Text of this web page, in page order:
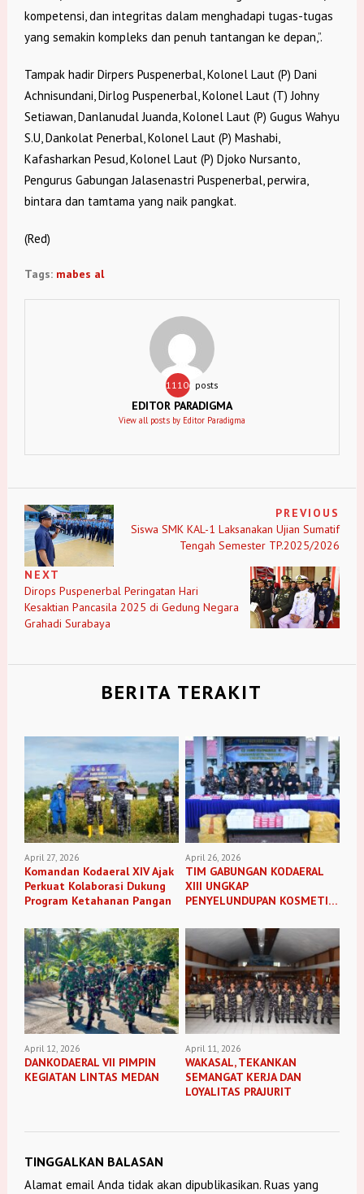
kompetensi, dan integritas dalam menghadapi tugas-tugas
yang semakin kompleks dan penuh tantangan ke depan,”.
Tampak hadir Dirpers Puspenerbal, Kolonel Laut (P) Dani
Achnisundani, Dirlog Puspenerbal, Kolonel Laut (T) Johny
Setiawan, Danlanudal Juanda, Kolonel Laut (P) Gugus Wahyu
S.U, Dankolat Penerbal, Kolonel Laut (P) Mashabi,
Kafasharkan Pesud, Kolonel Laut (P) Djoko Nursanto,
Pengurus Gabungan Jalasenastri Puspenerbal, perwira,
bintara dan tamtama yang naik pangkat.
(Red)
Tags: mabes al
11106 posts
EDITOR PARADIGMA
View all posts by Editor Paradigma
PREVIOUS
Siswa SMK KAL-1 Laksanakan Ujian Sumatif
Tengah Semester TP.2025/2026
NEXT
Dirops Puspenerbal Peringatan Hari
Kesaktian Pancasila 2025 di Gedung Negara
Grahadi Surabaya
BERITA TERAKIT
April 27, 2026
Komandan Kodaeral XIV Ajak
Perkuat Kolaborasi Dukung
Program Ketahanan Pangan
April 26, 2026
TIM GABUNGAN KODAERAL
XIII UNGKAP
PENYELUNDUPAN KOSMETIK
April 12, 2026
DANKODAERAL VII PIMPIN
KEGIATAN LINTAS MEDAN
April 11, 2026
WAKASAL, TEKANKAN
SEMANGAT KERJA DAN
LOYALITAS PRAJURIT
TINGGALKAN BALASAN
Alamat email Anda tidak akan dipublikasikan. Ruas yang